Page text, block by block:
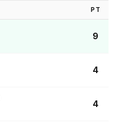
PT
9
4
4